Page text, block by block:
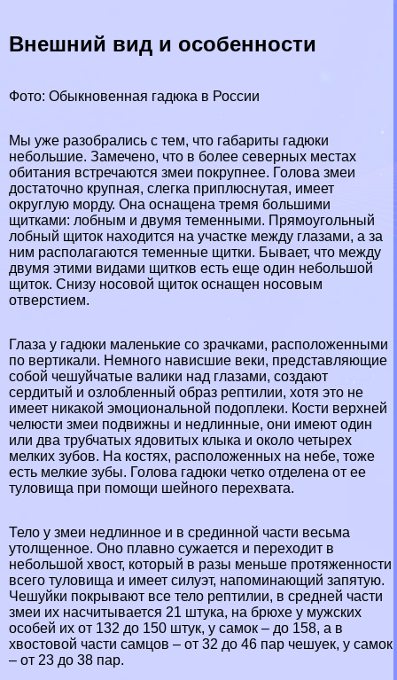
Внешний вид и особенности
Фото: Обыкновенная гадюка в России
Мы уже разобрались с тем, что габариты гадюки
небольшие. Замечено, что в более северных местах
обитания встречаются змеи покрупнее. Голова змеи
достаточно крупная, слегка приплюснутая, имеет
округлую морду. Она оснащена тремя большими
щитками: лобным и двумя теменными. Прямоугольный
лобный щиток находится на участке между глазами, а за
ним располагаются теменные щитки. Бывает, что между
двумя этими видами щитков есть еще один небольшой
щиток. Снизу носовой щиток оснащен носовым
отверстием.
Глаза у гадюки маленькие со зрачками, расположенными
по вертикали. Немного нависшие веки, представляющие
собой чешуйчатые валики над глазами, создают
сердитый и озлобленный образ рептилии, хотя это не
имеет никакой эмоциональной подоплеки. Кости верхней
челюсти змеи подвижны и недлинные, они имеют один
или два трубчатых ядовитых клыка и около четырех
мелких зубов. На костях, расположенных на небе, тоже
есть мелкие зубы. Голова гадюки четко отделена от ее
туловища при помощи шейного перехвата.
Тело у змеи недлинное и в срединной части весьма
утолщенное. Оно плавно сужается и переходит в
небольшой хвост, который в разы меньше протяженности
всего туловища и имеет силуэт, напоминающий запятую.
Чешуйки покрывают все тело рептилии, в средней части
змеи их насчитывается 21 штука, на брюхе у мужских
особей их от 132 до 150 штук, у самок – до 158, а в
хвостовой части самцов – от 32 до 46 пар чешуек, у самок
– от 23 до 38 пар.